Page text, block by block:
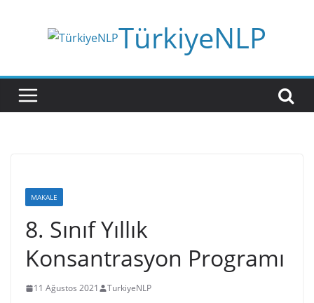
TürkiyeNLP
MAKALE
8. Sınıf Yıllık
Konsantrasyon Programı
11 Ağustos 2021 TurkiyeNLP